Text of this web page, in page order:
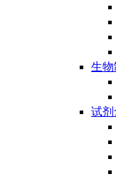
生物
试剂